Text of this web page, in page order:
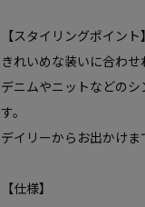
【スタイリングポイント】
きれいめな装いに合わせ
デニムやニットなどの
す。
デイリーからお出かけま
【仕様】